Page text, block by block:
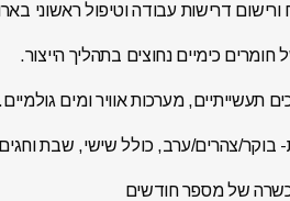
ורישום דרישות עבודה וטיפול ראשוני
כימיים נחוצים בתהליך הייצור.
תעשייתיים, מערכות אוויר ומים גולמיים.
בוקר/צהרים/ערב, כולל שישי, שבת וחגים
של מספר חודשים